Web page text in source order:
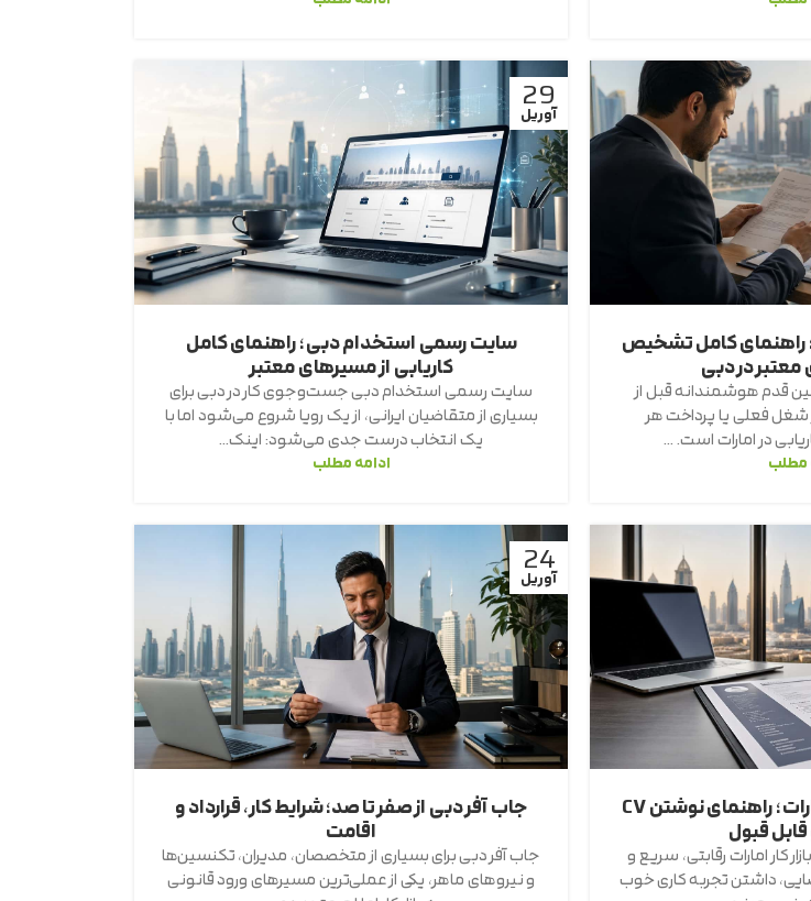
راهنمای کامل تشخیص
در دبی
قدم هوشمندانه قبل از
شغل فعلی یا پرداخت هر
در امارات است. ...
مطلب
29
آوریل
سایت رسمی استخدام دبی؛ راهنمای کامل
کاریابی از مسیرهای معتبر
سایت رسمی استخدام دبی جست‌وجوی کار در دبی برای
بسیاری از متقاضیان ایرانی، از یک رویا شروع می‌شود اما با
یک انتخاب درست جدی می‌شود: اینک...
ادامه مطلب
رزومه استاندارد برای امارات؛ راهنمای نوشتن CV
قبول
کار امارات رقابتی، سریع و
داشتن تجربه کاری خوب
24
آوریل
جاب آفر دبی از صفر تا صد؛ شرایط کار، قرارداد و
اقامت
جاب آفر دبی برای بسیاری از متخصصان، مدیران، تکنسین‌ها
و نیروهای ماهر، یکی از عملی‌ترین مسیرهای ورود قانونی